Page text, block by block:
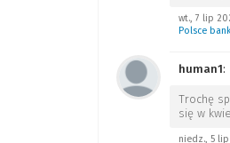
wt., 7 lip
Polsce
human1:
Trochę
się w
niedz., 5